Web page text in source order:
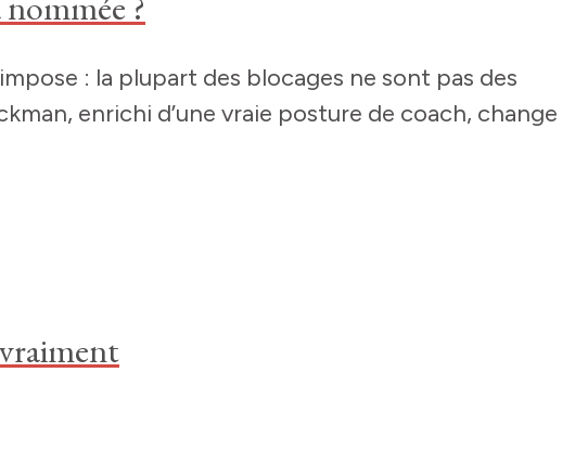
: la plupart des blocages ne sont pas des
enrichi d’une vraie posture de coach, change